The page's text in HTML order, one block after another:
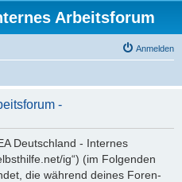
Arbeitsforum
Anmelden
-
Deutschland - Internes
ig“) (im Folgenden
die während deines Foren-